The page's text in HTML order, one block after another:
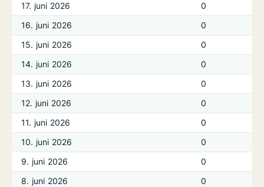
17. juni 2026
0
16. juni 2026
0
15. juni 2026
0
14. juni 2026
0
13. juni 2026
0
12. juni 2026
0
11. juni 2026
0
10. juni 2026
0
9. juni 2026
0
8. juni 2026
0